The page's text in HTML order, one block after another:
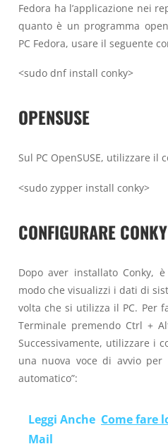
Fedora ha l’applicazione nei
quanto è un programma
PC Fedora, usare il seguente
<sudo dnf install conky>
OPENSUSE
Sul PC OpenSUSE, utilizzare il
<sudo zypper install conky>
CONFIGURARE CONKY
Dopo aver installato Conky,
modo che visualizzi i dati di
volta che si utilizza il PC. Per
Terminale premendo Ctrl +
Successivamente, utilizzare i
una nuova voce di avvio per
automatico”:
Leggi Anche Come fare
Mail